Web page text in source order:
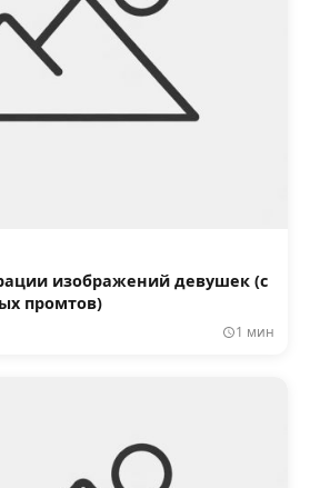
изображений девушек (с
промтов)
1 мин